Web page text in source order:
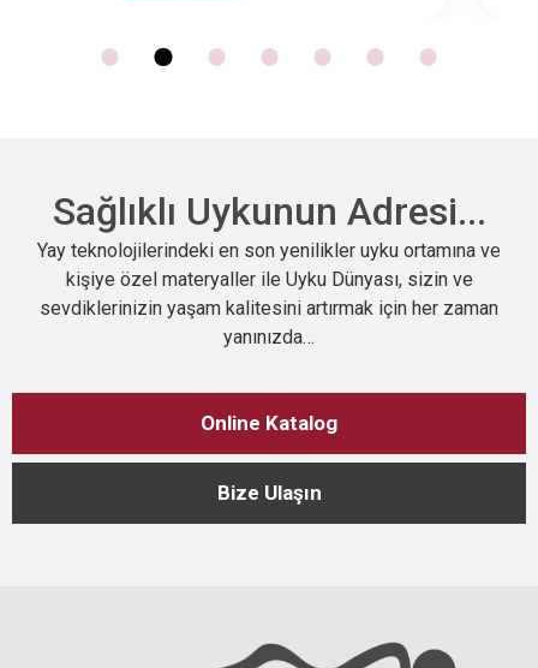
Sağlıklı Uykunun Adresi...
Yay teknolojilerindeki en son yenilikler uyku ortamına ve
kişiye özel materyaller ile Uyku Dünyası, sizin ve
sevdiklerinizin yaşam kalitesini artırmak için her zaman
yanınızda…
Online Katalog
Bize Ulaşın